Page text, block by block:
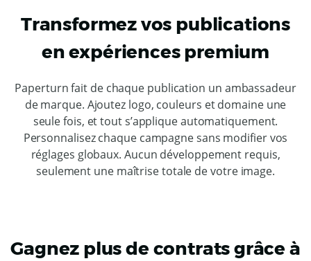
Transformez vos publications
en expériences premium
Paperturn fait de chaque publication un ambassadeur
de marque. Ajoutez logo, couleurs et domaine une
seule fois, et tout s’applique automatiquement.
Personnalisez chaque campagne sans modifier vos
réglages globaux. Aucun développement requis,
seulement une maîtrise totale de votre image.
Gagnez plus de contrats grâce à